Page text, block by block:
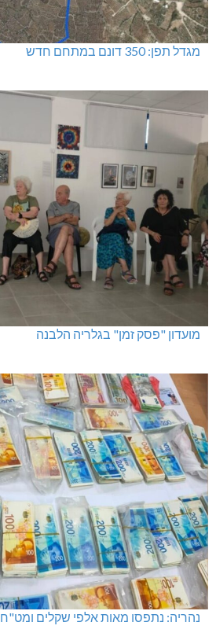
מגדל תפן: 350 דונם במתחם חדש
מועדון "פסק זמן" בגלריה הלבנה
נהריה: נתפסו מאות אלפי שקלים ומט"ח